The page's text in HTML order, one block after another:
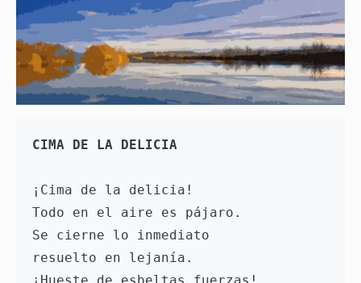
CIMA DE LA DELICIA
¡Cima de la delicia!
Todo en el aire es pájaro.
Se cierne lo inmediato
resuelto en lejanía.